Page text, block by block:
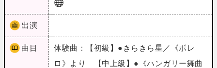
出演
曲目
体験曲：【初級】●きらきら星／《ボレ
ロ》より 【中上級】●《ハンガリー舞曲